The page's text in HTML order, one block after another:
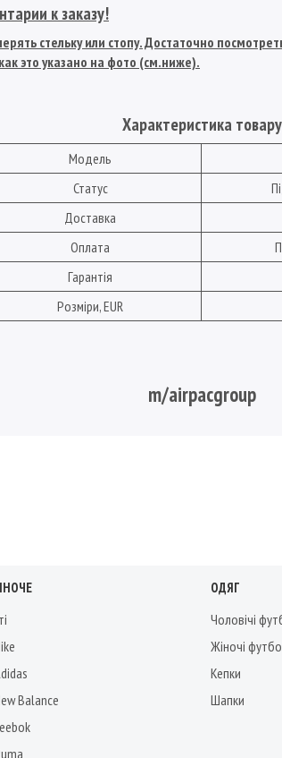
к заказу!
стельку или стопу. Достаточно
это указано на фото (см.ниже).
Характеристика товару
Модель
Статус
Доставка
Оплата
Гарантія
Розміри, EUR
m/airpacgroup
Balance
ОДЯГ
Чоловічі
Жіночі
Кепки
Шапки